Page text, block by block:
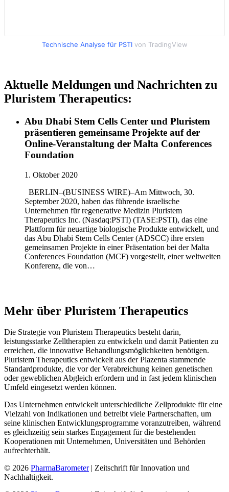
Technische Analyse für PSTIvon TradingView
Aktuelle Meldungen und Nachrichten zu
Pluristem Therapeutics:
Abu Dhabi Stem Cells Center und Pluristem
präsentieren gemeinsame Projekte auf der
Online-Veranstaltung der Malta Conferences
Foundation
1. Oktober 2020
BERLIN–(BUSINESS WIRE)–Am Mittwoch, 30.
September 2020, haben das führende israelische
Unternehmen für regenerative Medizin Pluristem
Therapeutics Inc. (Nasdaq:PSTI) (TASE:PSTI), das eine
Plattform für neuartige biologische Produkte entwickelt, und
das Abu Dhabi Stem Cells Center (ADSCC) ihre ersten
gemeinsamen Projekte in einer Präsentation bei der Malta
Conferences Foundation (MCF) vorgestellt, einer weltweiten
Konferenz, die von…
Mehr über Pluristem Therapeutics​
Die Strategie von Pluristem Therapeutics besteht darin,
leistungsstarke Zelltherapien zu entwickeln und damit Patienten zu
erreichen, die innovative Behandlungsmöglichkeiten benötigen.
Pluristem Therapeutics entwickelt aus der Plazenta stammende
Standardprodukte, die vor der Verabreichung keinen genetischen
oder geweblichen Abgleich erfordern und in fast jedem klinischen
Umfeld eingesetzt werden können.
Das Unternehmen entwickelt unterschiedliche Zellprodukte für eine
Vielzahl von Indikationen und betreibt viele Partnerschaften, um
seine klinischen Entwicklungsprogramme voranzutreiben, während
es gleichzeitig sein starkes Engagement für die bestehenden
Kooperationen mit Unternehmen, Universitäten und Behörden
aufrechterhält.
© 2026 PharmaBarometer| Zeitschrift für Innovation und
Nachhaltigkeit.